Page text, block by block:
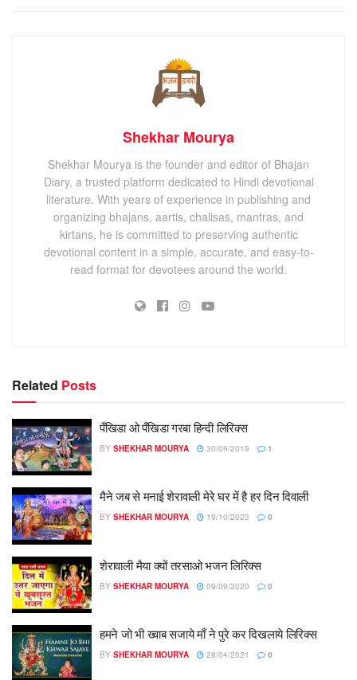
Shekhar Mourya
Shekhar Mourya is the founder and editor of Bhajan
Diary, a trusted platform dedicated to Hindi devotional
literature. With years of experience in publishing and
organizing bhajans, aartis, chalisas, mantras, and
kirtans, he is committed to preserving authentic
devotional content in a simple, accurate, and easy-to-
read format for devotees around the world.
Related Posts
पँखिडा ओ पँखिडा गरबा हिन्दी लिरिक्स
BY SHEKHAR MOURYA 30/09/2019 1
मैने जब से मनाई शेरावाली मेरे घर में है हर दिन दिवाली
BY SHEKHAR MOURYA 19/10/2023 0
शेरावाली मैया क्यों तरसाओ भजन लिरिक्स
BY SHEKHAR MOURYA 09/09/2020 0
हमने जो भी ख्वाब सजाये माँ ने पुरे कर दिखलाये लिरिक्स
BY SHEKHAR MOURYA 28/04/2021 0